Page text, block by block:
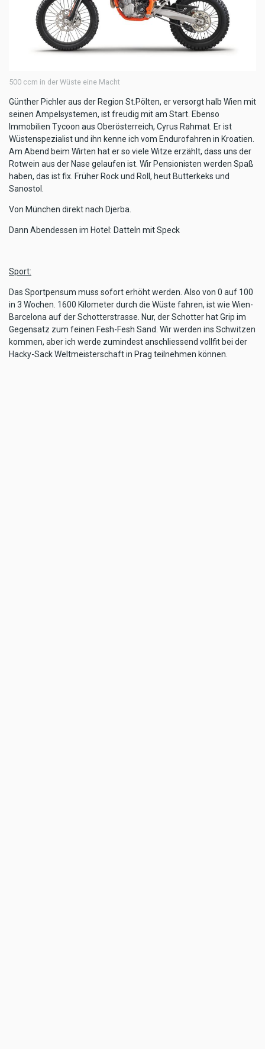
500 ccm in der Wüste eine Macht
Günther Pichler aus der Region St.Pölten, er versorgt halb Wien mit
seinen Ampelsystemen, ist freudig mit am Start. Ebenso
Immobilien Tycoon aus Oberösterreich, Cyrus Rahmat. Er ist
Wüstenspezialist und ihn kenne ich vom Endurofahren in Kroatien.
Am Abend beim Wirten hat er so viele Witze erzählt, dass uns der
Rotwein aus der Nase gelaufen ist. Wir Pensionisten werden Spaß
haben, das ist fix. Früher Rock und Roll, heut Butterkeks und
Sanostol.
Von München direkt nach Djerba.
Dann Abendessen im Hotel: Datteln mit Speck
Sport:
Das Sportpensum muss sofort erhöht werden. Also von 0 auf 100
in 3 Wochen. 1600 Kilometer durch die Wüste fahren, ist wie Wien-
Barcelona auf der Schotterstrasse. Nur, der Schotter hat Grip im
Gegensatz zum feinen Fesh-Fesh Sand. Wir werden ins Schwitzen
kommen, aber ich werde zumindest anschliessend vollfit bei der
Hacky-Sack Weltmeisterschaft in Prag teilnehmen können.